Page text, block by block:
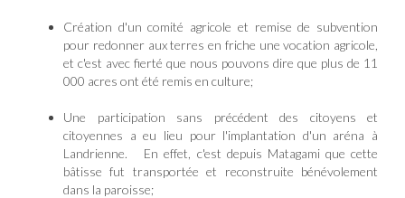
Création d'un comité agricole et remise de subvention
pour redonner aux terres en friche une vocation agricole,
et c'est avec fierté que nous pouvons dire que plus de 11
000 acres ont été remis en culture;
Une participation sans précédent des citoyens et
citoyennes a eu lieu pour l'implantation d'un aréna à
Landrienne. En effet, c'est depuis Matagami que cette
bâtisse fut transportée et reconstruite bénévolement
dans la paroisse;